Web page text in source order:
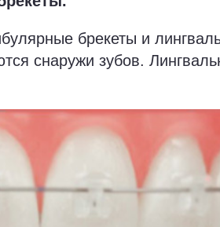
брекеты и
снаружи зубов.